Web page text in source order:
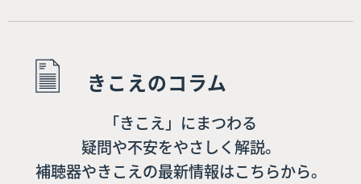
きこえのコラム
「きこえ」にまつわる
疑問や不安をやさしく解説。
補聴器やきこえの最新情報はこちらから。